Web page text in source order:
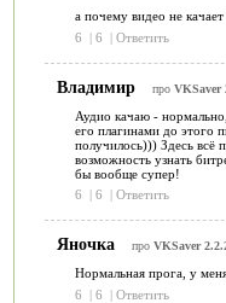
а почему видео не качает
6
| 6 | Ответить
Владимир про VKSaver
Аудио качаю -
его плагинами до этого
получилось))) Здесь всё
возможность узнать
бы вообще супер!
6
| 6 | Ответить
Яночка про VKSaver
Нормальная прога, у
6
| 6 | Ответить